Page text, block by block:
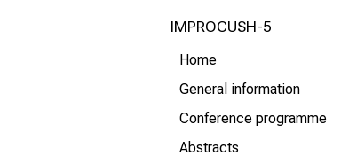
IMPROCUSH-5
Home
General information
Conference programme
Abstracts